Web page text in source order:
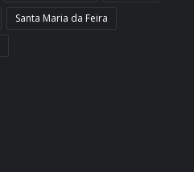
Santa Maria da Feira